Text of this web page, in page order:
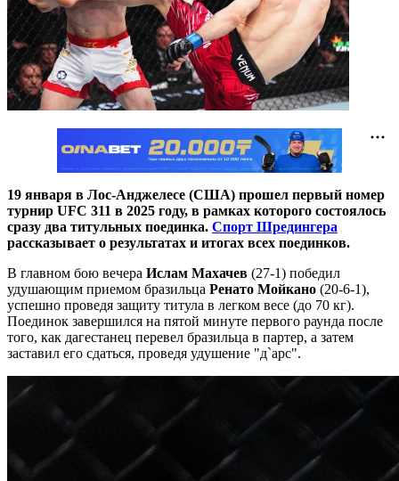
19 января в Лос-Анджелесе (США) прошел первый номер
турнир UFC 311 в 2025 году, в рамках которого состоялось
сразу два титульных поединка. Спорт Шредингера
рассказывает о результатах и итогах всех поединков.
В главном бою вечера Ислам Махачев (27-1) победил
удушающим приемом бразильца Ренато Мойкано (20-6-1),
успешно проведя защиту титула в легком весе (до 70 кг).
Поединок завершился на пятой минуте первого раунда после
того, как дагестанец перевел бразильца в партер, а затем
заставил его сдаться, проведя удушение "д`арс".